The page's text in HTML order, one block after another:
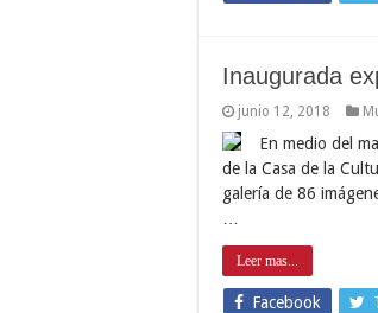
Inaugurada
junio 12, 2018
En medio del
de la Casa de la
galería de 86
Leer mas...
Facebook